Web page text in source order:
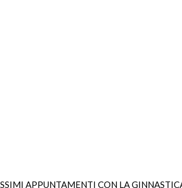
APPUNTAMENTI CON LA